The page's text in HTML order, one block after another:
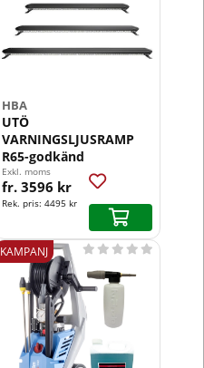
HBA
UTÖ
VARNINGSLJUSRAMP
R65-godkänd
Exkl. moms
fr. 3596 kr
Rek. pris: 4495 kr
KAMPANJ     